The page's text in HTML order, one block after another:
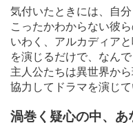
気付いたときには、自
こったかわからない彼
いわく、アルカディア
を演じるだけで、なん
主人公たちは異世界か
協力してドラマを演じ
渦巻く疑心の中、あ